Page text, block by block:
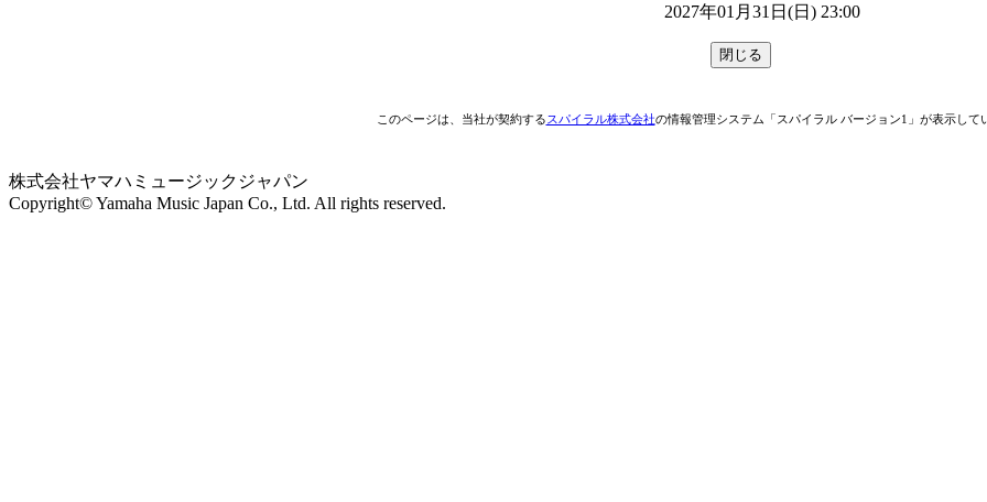
2027年01月31日(日) 23:00
このページは、当社が契約するスパイラル株式会社の情報管理システム「スパイラル バージョン1」が表示して
株式会社ヤマハミュージックジャパン
Copyright© Yamaha Music Japan Co., Ltd. All rights reserved.